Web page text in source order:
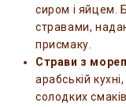
сиром і яйцем.
стравами,
присмаку.
Страви з
арабській
солодких